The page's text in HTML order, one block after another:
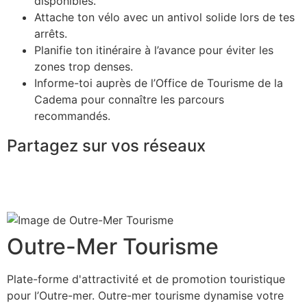
Attache ton vélo avec un antivol solide lors de tes
arrêts.
Planifie ton itinéraire à l’avance pour éviter les
zones trop denses.
Informe-toi auprès de l’Office de Tourisme de la
Cadema pour connaître les parcours
recommandés.
Partagez sur vos réseaux
Outre-Mer Tourisme
Plate-forme d'attractivité et de promotion touristique
pour l’Outre-mer. Outre-mer tourisme dynamise votre